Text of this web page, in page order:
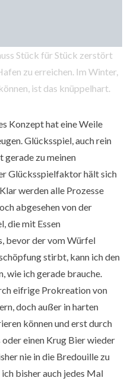
Stück für Stück zerstört
zu erreichen. Im Winter,
ist das knüppelhart.
Konzept hat eine Weile
Glücksspiel, auch rein
gerade zu meinen
Glücksspielfaktor hält sich
werden alle Prozesse
abgesehen von der
die mit Essen
bevor der vom Würfel
stirbt, kann ich den
wie ich gerade brauche.
eifrige Prokreation von
doch außer in harten
können und erst durch
einen Krug Bier wieder
nie in die Bredouille zu
bisher auch jedes Mal